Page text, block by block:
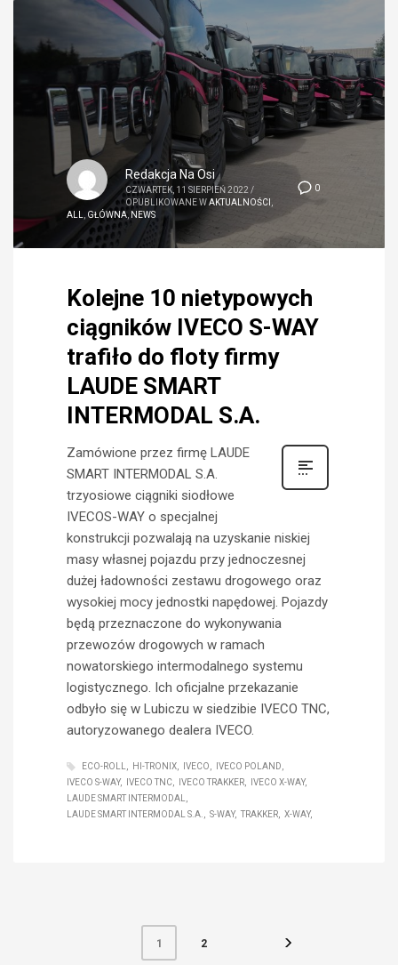
0
Redakcja Na Osi
CZWARTEK, 11 SIERPIEŃ 2022 /
OPUBLIKOWANE WAKTUALNOŚCI
ALL
GŁÓWNA, NEWS
Kolejne 10 nietypowych
ciągników IVECO S-WAY
trafiło do floty firmy
LAUDE SMART
INTERMODAL S.A.
Zamówione przez firmę LAUDE
SMART INTERMODAL S.A.
trzyosiowe ciągniki siodłowe
IVECOS-WAY o specjalnej
konstrukcji pozwalają na uzyskanie niskiej
masy własnej pojazdu przy jednoczesnej
dużej ładowności zestawu drogowego oraz
wysokiej mocy jednostki napędowej. Pojazdy
będą przeznaczone do wykonywania
przewozów drogowych w ramach
nowatorskiego intermodalnego systemu
logistycznego. Ich oficjalne przekazanie
odbyło się w Lubiczu w siedzibie IVECO TNC,
autoryzowanego dealera IVECO.
ECO-ROLL HI-TRONIX IVECO
IVECO POLAND
IVECO S-WAY
IVECO TNC IVECO TRAKKER
IVECO X-WAY
LAUDE SMART INTERMODAL
LAUDE SMART INTERMODAL S.A.
S-WAY TRAKKER X-WAY
1 2